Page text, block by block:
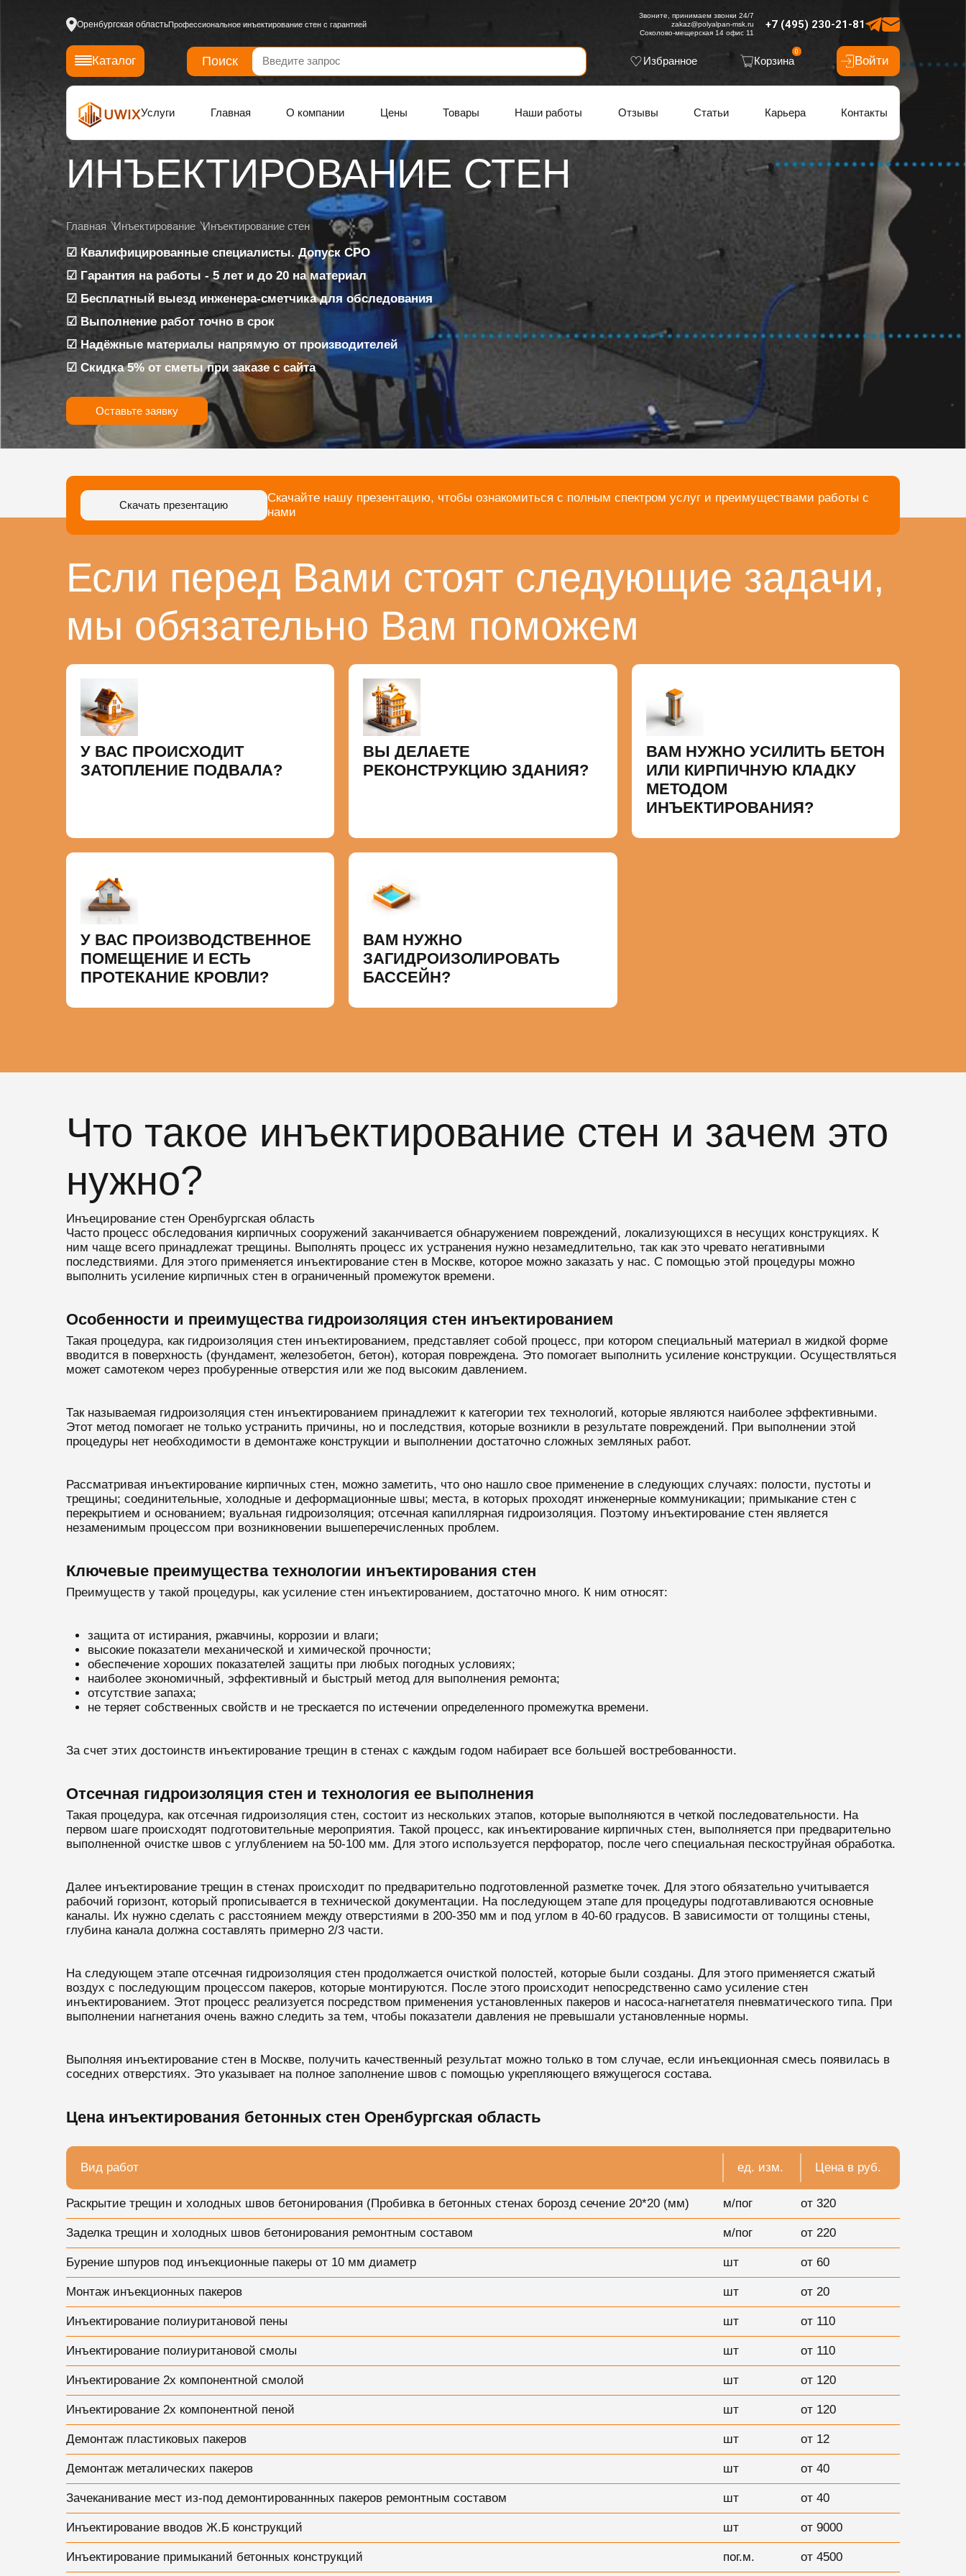
Оренбургская областьПрофессиональное инъектирование стен с гарантией +7 (495) 230-21-81
Звоните, принимаем звонки 24/7
zakaz@polyalpan-msk.ru
Соколово-мещерская 14 офис 11
Каталог Поиск Избранное Корзина
0
Войти
Услуги Главная О компании Цены Товары Наши работы Отзывы Статьи Карьера Контакты
ИНЪЕКТИРОВАНИЕ СТЕН
Главная Инъектирование Инъектирование стен
☑ Квалифицированные специалисты. Допуск СРО
☑ Гарантия на работы - 5 лет и до 20 на материал
☑ Бесплатный выезд инженера-сметчика для обследования
☑ Выполнение работ точно в срок
☑ Надёжные материалы напрямую от производителей
☑ Скидка 5% от сметы при заказе с сайта
Оставьте заявку
Скачать презентацию
Скачайте нашу презентацию, чтобы ознакомиться с полным спектром услуг и преимуществами работы с
нами
Если перед Вами стоят следующие задачи,
мы обязательно Вам поможем
У ВАС ПРОИСХОДИТ
ЗАТОПЛЕНИЕ ПОДВАЛА?
ВЫ ДЕЛАЕТЕ
РЕКОНСТРУКЦИЮ ЗДАНИЯ?
ВАМ НУЖНО УСИЛИТЬ БЕТОН
ИЛИ КИРПИЧНУЮ КЛАДКУ
МЕТОДОМ
ИНЪЕКТИРОВАНИЯ?
У ВАС ПРОИЗВОДСТВЕННОЕ
ПОМЕЩЕНИЕ И ЕСТЬ
ПРОТЕКАНИЕ КРОВЛИ?
ВАМ НУЖНО
ЗАГИДРОИЗОЛИРОВАТЬ
БАССЕЙН?
Что такое инъектирование стен и зачем это
нужно?
Инъецирование стен Оренбургская область
Часто процесс обследования кирпичных сооружений заканчивается обнаружением повреждений, локализующихся в несущих конструкциях. К
ним чаще всего принадлежат трещины. Выполнять процесс их устранения нужно незамедлительно, так как это чревато негативными
последствиями. Для этого применяется инъектирование стен в Москве, которое можно заказать у нас. С помощью этой процедуры можно
выполнить усиление кирпичных стен в ограниченный промежуток времени.
Особенности и преимущества гидроизоляция стен инъектированием
Такая процедура, как гидроизоляция стен инъектированием, представляет собой процесс, при котором специальный материал в жидкой форме
вводится в поверхность (фундамент, железобетон, бетон), которая повреждена. Это помогает выполнить усиление конструкции. Осуществляться
может самотеком через пробуренные отверстия или же под высоким давлением.
Так называемая гидроизоляция стен инъектированием принадлежит к категории тех технологий, которые являются наиболее эффективными.
Этот метод помогает не только устранить причины, но и последствия, которые возникли в результате повреждений. При выполнении этой
процедуры нет необходимости в демонтаже конструкции и выполнении достаточно сложных земляных работ.
Рассматривая инъектирование кирпичных стен, можно заметить, что оно нашло свое применение в следующих случаях: полости, пустоты и
трещины; соединительные, холодные и деформационные швы; места, в которых проходят инженерные коммуникации; примыкание стен с
перекрытием и основанием; вуальная гидроизоляция; отсечная капиллярная гидроизоляция. Поэтому инъектирование стен является
незаменимым процессом при возникновении вышеперечисленных проблем.
Ключевые преимущества технологии инъектирования стен
Преимуществ у такой процедуры, как усиление стен инъектированием, достаточно много. К ним относят:
защита от истирания, ржавчины, коррозии и влаги;
высокие показатели механической и химической прочности;
обеспечение хороших показателей защиты при любых погодных условиях;
наиболее экономичный, эффективный и быстрый метод для выполнения ремонта;
отсутствие запаха;
не теряет собственных свойств и не трескается по истечении определенного промежутка времени.
За счет этих достоинств инъектирование трещин в стенах с каждым годом набирает все большей востребованности.
Отсечная гидроизоляция стен и технология ее выполнения
Такая процедура, как отсечная гидроизоляция стен, состоит из нескольких этапов, которые выполняются в четкой последовательности. На
первом шаге происходят подготовительные мероприятия. Такой процесс, как инъектирование кирпичных стен, выполняется при предварительно
выполненной очистке швов с углублением на 50-100 мм. Для этого используется перфоратор, после чего специальная пескоструйная обработка.
Далее инъектирование трещин в стенах происходит по предварительно подготовленной разметке точек. Для этого обязательно учитывается
рабочий горизонт, который прописывается в технической документации. На последующем этапе для процедуры подготавливаются основные
каналы. Их нужно сделать с расстоянием между отверстиями в 200-350 мм и под углом в 40-60 градусов. В зависимости от толщины стены,
глубина канала должна составлять примерно 2/3 части.
На следующем этапе отсечная гидроизоляция стен продолжается очисткой полостей, которые были созданы. Для этого применяется сжатый
воздух с последующим процессом пакеров, которые монтируются. После этого происходит непосредственно само усиление стен
инъектированием. Этот процесс реализуется посредством применения установленных пакеров и насоса-нагнетателя пневматического типа. При
выполнении нагнетания очень важно следить за тем, чтобы показатели давления не превышали установленные нормы.
Выполняя инъектирование стен в Москве, получить качественный результат можно только в том случае, если инъекционная смесь появилась в
соседних отверстиях. Это указывает на полное заполнение швов с помощью укрепляющего вяжущегося состава.
Цена инъектирования бетонных стен Оренбургская область
Вид работ ед. изм. Цена в руб.
Раскрытие трещин и холодных швов бетонирования (Пробивка в бетонных стенах борозд сечение 20*20 (мм) м/пог от 320
Заделка трещин и холодных швов бетонирования ремонтным составом м/пог от 220
Бурение шпуров под инъекционные пакеры от 10 мм диаметр шт от 60
Монтаж инъекционных пакеров шт от 20
Инъектирование полиуритановой пены шт от 110
Инъектирование полиуритановой смолы шт от 110
Инъектирование 2х компонентной смолой шт от 120
Инъектирование 2х компонентной пеной шт от 120
Демонтаж пластиковых пакеров шт от 12
Демонтаж металических пакеров шт от 40
Зачеканивание мест из-под демонтированнных пакеров ремонтным составом шт от 40
Инъектирование вводов Ж.Б конструкций шт от 9000
Инъектирование примыканий бетонных конструкций пог.м. от 4500